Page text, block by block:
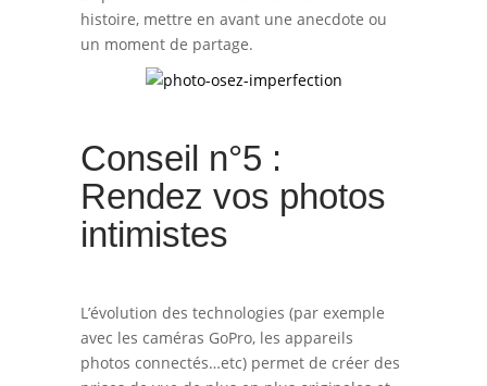
histoire, mettre en avant une anecdote ou
un moment de partage.
Conseil n°5 :
Rendez vos photos
intimistes
L’évolution des technologies (par exemple
avec les caméras GoPro, les appareils
photos connectés…etc) permet de créer des